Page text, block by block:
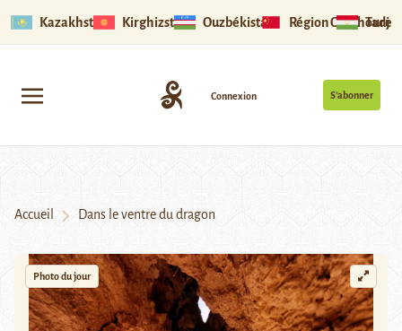
Kazakhstan Kirghizstan Ouzbékistan Région Ouïghoure
S’abonner
Connexion
Accueil Dans le ventre du dragon
Photo du jour